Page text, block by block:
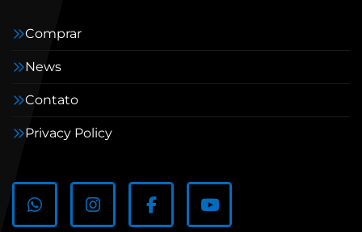
Comprar
News
Contato
Privacy Policy
whatsappinstagramfacebookyoutube